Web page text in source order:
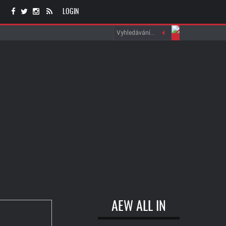
LOGIN
AEW ALL IN